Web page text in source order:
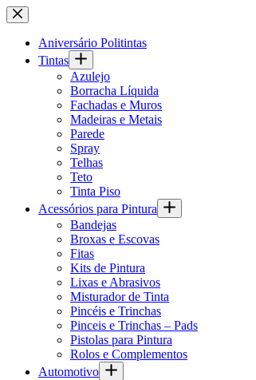
Pular
para
conteúdo
Aniversário Politintas
Tintas
Azulejo
Borracha Líquida
Fachadas e Muros
Madeiras e Metais
Parede
Spray
Telhas
Teto
Tinta Piso
Acessórios para Pintura
Bandejas
Broxas e Escovas
Fitas
Kits de Pintura
Lixas e Abrasivos
Misturador de Tinta
Pincéis e Trinchas
Pinceis e Trinchas – Pads
Pistolas para Pintura
Rolos e Complementos
Automotivo